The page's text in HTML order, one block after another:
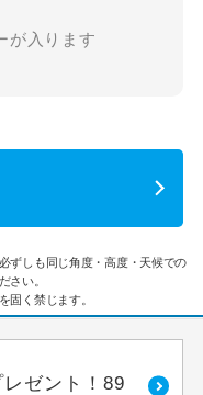
が入ります
ずしも同じ角度・高度・天候での
さい。
固く禁じます。
ゼント！89